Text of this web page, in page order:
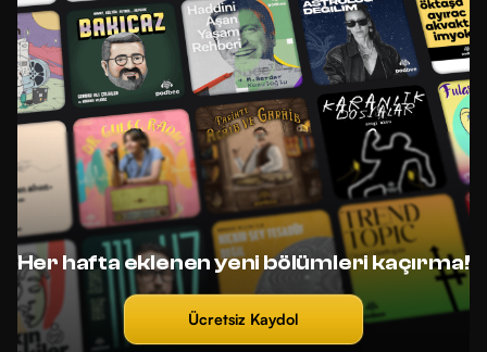
Her hafta eklenen yeni bölümleri kaçırma!
Ücretsiz Kaydol